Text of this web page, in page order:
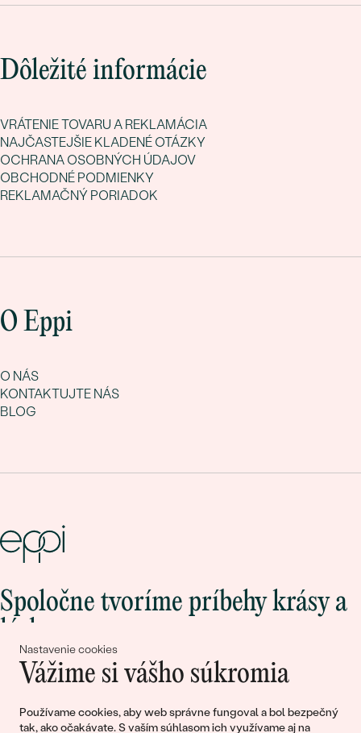
Nastavenie cookies
Vážime si vášho súkromia
Používame cookies, aby web správne fungoval a bol bezpečný
tak, ako očakávate. S vaším súhlasom ich využívame aj na
Dôležité informácie
VRÁTENIE TOVARU A REKLAMÁCIA
NAJČASTEJŠIE KLADENÉ OTÁZKY
OCHRANA OSOBNÝCH ÚDAJOV
OBCHODNÉ PODMIENKY
REKLAMAČNÝ PORIADOK
O Eppi
O NÁS
KONTAKTUJTE NÁS
BLOG
Spoločne tvoríme príbehy krásy a
lásky
Pripojte sa k nám!